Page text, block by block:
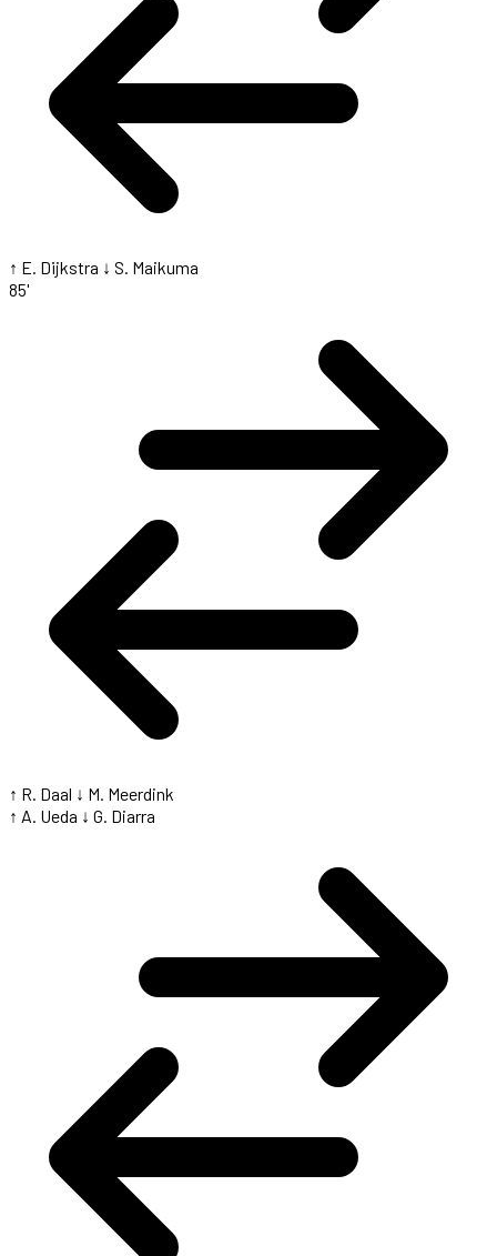
↑ E. Dijkstra ↓ S. Maikuma
85'
↑ R. Daal ↓ M. Meerdink
↑ A. Ueda ↓ G. Diarra